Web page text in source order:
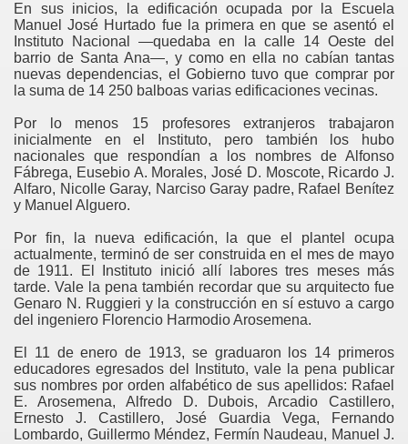
En sus inicios, la edificación ocupada por la Escuela
Manuel José Hurtado fue la primera en que se asentó el
Instituto Nacional —quedaba en la calle 14 Oeste del
barrio de Santa Ana—, y como en ella no cabían tantas
nuevas dependencias, el Gobierno tuvo que comprar por
la suma de 14 250 balboas varias edificaciones vecinas.
Por lo menos 15 profesores extranjeros trabajaron
inicialmente en el Instituto, pero también los hubo
nacionales que respondían a los nombres de Alfonso
Fábrega, Eusebio A. Morales, José D. Moscote, Ricardo J.
Alfaro, Nicolle Garay, Narciso Garay padre, Rafael Benítez
y Manuel Alguero.
Por fin, la nueva edificación, la que el plantel ocupa
actualmente, terminó de ser construida en el mes de mayo
de 1911. El Instituto inició allí labores tres meses más
tarde. Vale la pena también recordar que su arquitecto fue
Genaro N. Ruggieri y la construcción en sí estuvo a cargo
del ingeniero Florencio Harmodio Arosemena.
El 11 de enero de 1913, se graduaron los 14 primeros
educadores egresados del Instituto, vale la pena publicar
sus nombres por orden alfabético de sus apellidos: Rafael
E. Arosemena, Alfredo D. Dubois, Arcadio Castillero,
Ernesto J. Castillero, José Guardia Vega, Fernando
Lombardo, Guillermo Méndez, Fermín Naudeau, Manuel J.